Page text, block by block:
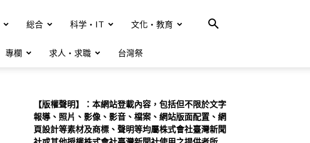
総合 科学・IT 文化・教育
專欄 求人・求職 台灣祭
【版權聲明】：本網站登載內容，包括但不限於文字
報導、照片、影像、影音、檔案、網站版面配置、網
頁設計等素材及商標、聲明等均屬株式會社臺灣新聞